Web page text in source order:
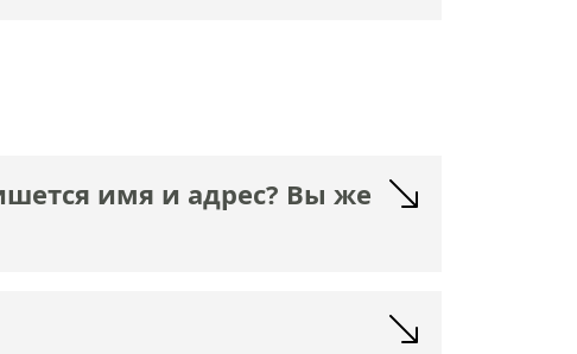
имя и адрес? Вы же